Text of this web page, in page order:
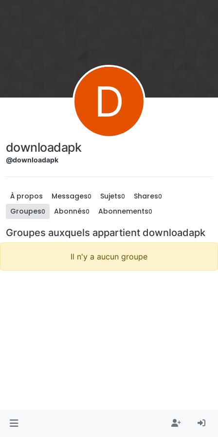
D
downloadapk
@downloadapk
À propos Messages0 Sujets0 Shares0
Groupes0 Abonnés0 Abonnements0
Groupes auxquels appartient downloadapk
Il n'y a aucun groupe